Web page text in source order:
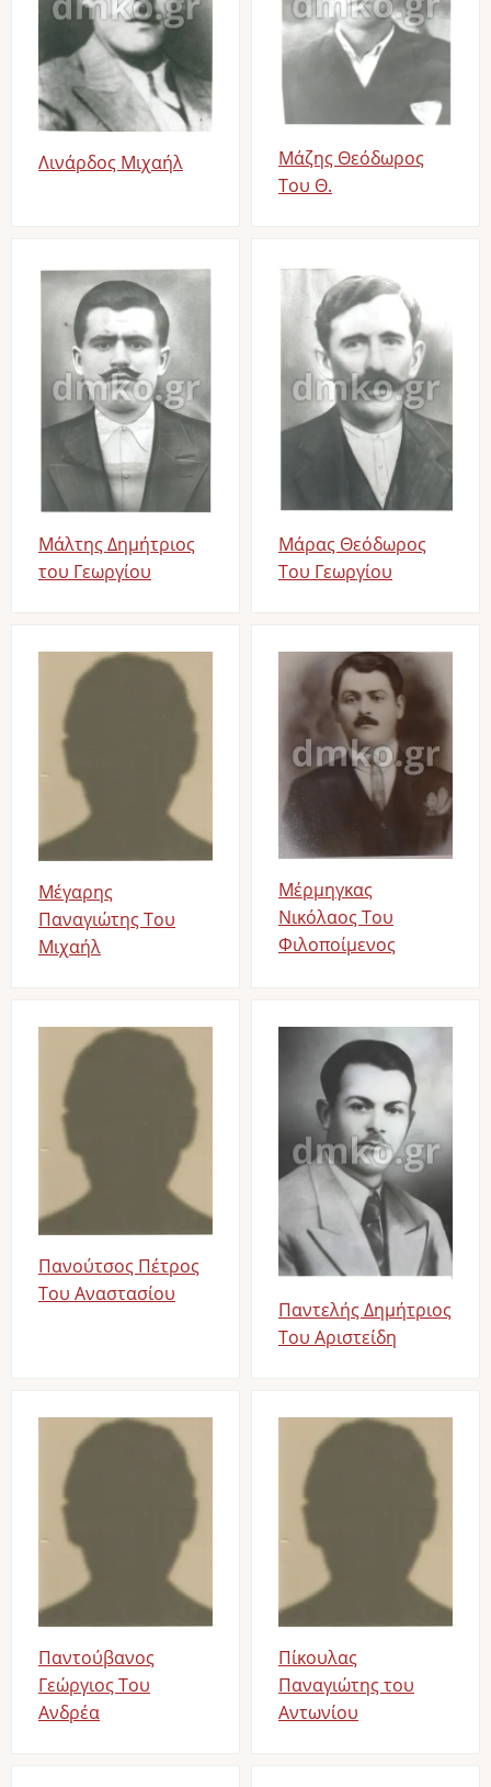
Λινάρδος Μιχαήλ
Μάζης Θεόδωρος
Του Θ.
Image
Μάλτης Δημήτριος
του Γεωργίου
Image
Μάρας Θεόδωρος
Του Γεωργίου
Image
Μέγαρης
Παναγιώτης Του
Μιχαήλ
Image
Μέρμηγκας
Νικόλαος Του
Φιλοποίμενος
Image
Πανούτσος Πέτρος
Του Αναστασίου
Παντελής Δημήτριος
Του Αριστείδη
Image
Παντούβανος
Γεώργιος Του
Ανδρέα
Image
Πίκουλας
Παναγιώτης του
Αντωνίου